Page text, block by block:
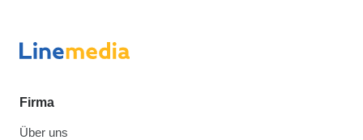
Firma
Über uns